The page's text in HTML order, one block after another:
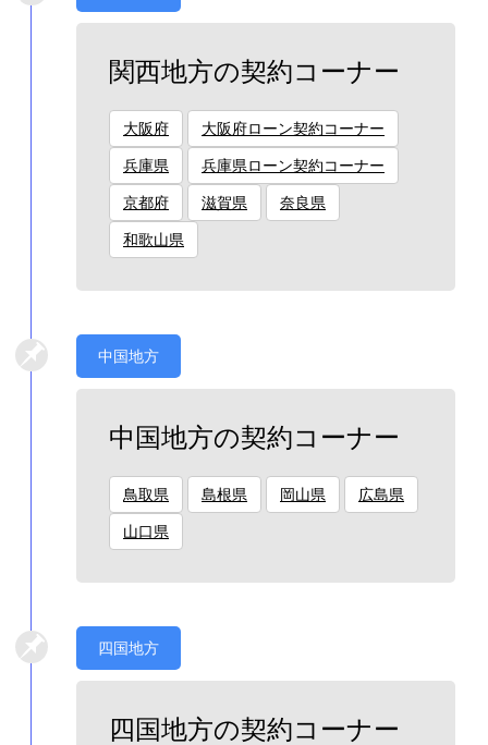
関西地方の契約コーナー
大阪府 大阪府ローン契約コーナー
兵庫県 兵庫県ローン契約コーナー
京都府 滋賀県 奈良県
和歌山県
中国地方
中国地方の契約コーナー
鳥取県 島根県 岡山県 広島県
山口県
四国地方
四国地方の契約コーナー